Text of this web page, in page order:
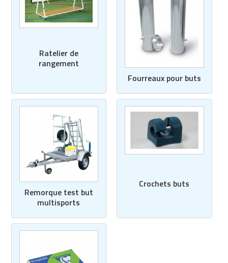
Ratelier de
rangement
Fourreaux pour buts
Remorque test but
multisports
Crochets buts